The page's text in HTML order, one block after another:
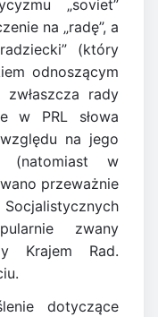
„soviet”
na „radę”, a
(który
odnoszącym
rady
w PRL słowa
na jego
(natomiast w
przeważnie
zwany
Krajem Rad.
dotyczące